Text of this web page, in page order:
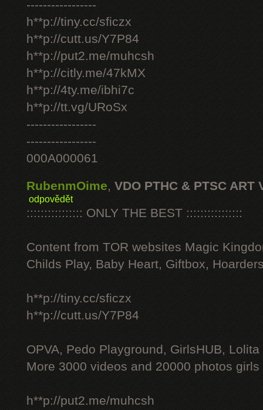
-----------------
h**p://tiny.cc/sficzx
h**p://cutt.us/Y7P84
h**p://put2.me/muhcsh
h**p://citly.me/47kMX
h**p://4ty.me/ibhi7c
h**p://tt.vg/URoSx
-----------------
-----------------
000A000061
RubenmOime, VDO PTHC & PTSC ART
odpovědět
:::::::::::::::: ONLY THE BEST ::::::::::::::::
Content from TOR websites Magic
Childs Play, Baby Heart, Giftbox,
h**p://tiny.cc/sficzx
h**p://cutt.us/Y7P84
OPVA, Pedo Playground, GirlsHUB, Lolita
More 3000 videos and 20000 photos
h**p://put2.me/muhcsh